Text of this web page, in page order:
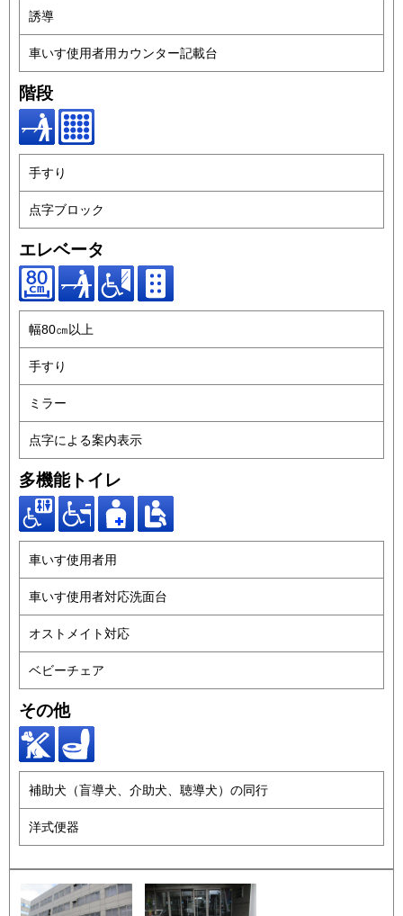
誘導
車いす使用者用カウンター記載台
階段
手すり
点字ブロック
エレベータ
幅80㎝以上
手すり
ミラー
点字による案内表示
多機能トイレ
車いす使用者用
車いす使用者対応洗面台
オストメイト対応
ベビーチェア
その他
補助犬（盲導犬、介助犬、聴導犬）の同行
洋式便器